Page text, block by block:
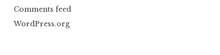
Comments feed
WordPress.org